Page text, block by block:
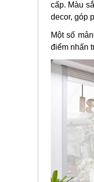
cấp. Màu
decor, góp
Một số
điểm nhấn